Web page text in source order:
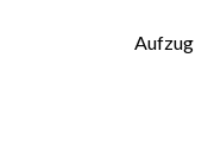
Aufzug